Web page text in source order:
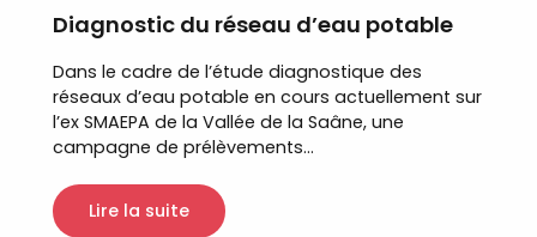
Diagnostic du réseau d’eau potable
Dans le cadre de l’étude diagnostique des
réseaux d’eau potable en cours actuellement sur
l’ex SMAEPA de la Vallée de la Saâne, une
campagne de prélèvements...
Lire la suite